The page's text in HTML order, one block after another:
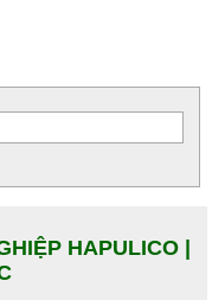
HAPULICO |